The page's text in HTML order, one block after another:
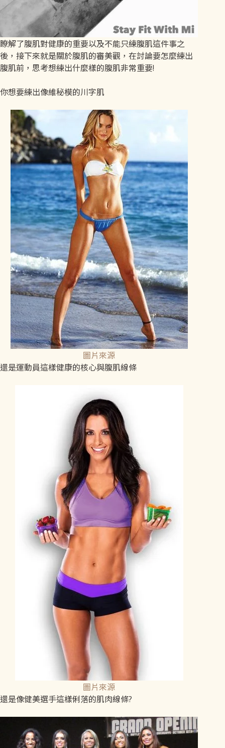
瞭解了腹肌對健康的重要以及不能只練腹肌這件事之
後，接下來就是關於腹肌的審美觀，在討論要怎麼練出
腹肌前，思考想練出什麼樣的腹肌非常重要!
你想要練出像維秘模的川字肌
圖片來源
還是運動員這樣健康的核心與腹肌線條
圖片來源
還是像健美選手這樣俐落的肌肉線條?